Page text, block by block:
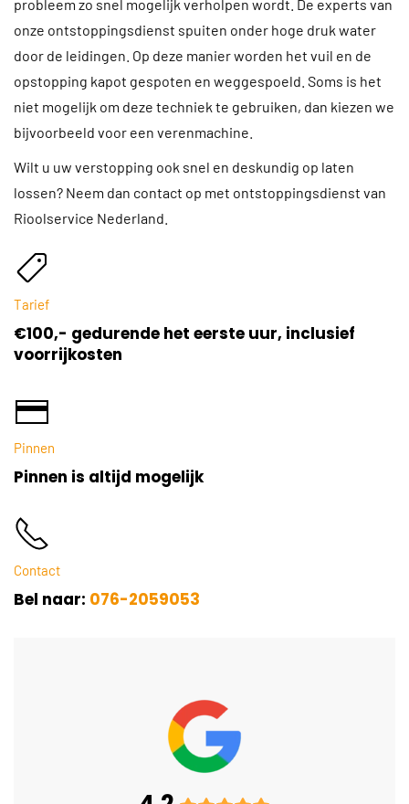
probleem zo snel mogelijk verholpen wordt. De experts van
onze ontstoppingsdienst spuiten onder hoge druk water
door de leidingen. Op deze manier worden het vuil en de
opstopping kapot gespoten en weggespoeld. Soms is het
niet mogelijk om deze techniek te gebruiken, dan kiezen we
bijvoorbeeld voor een verenmachine.
Wilt u uw verstopping ook snel en deskundig op laten
lossen? Neem dan contact op met ontstoppingsdienst van
Rioolservice Nederland.
Tarief
€100,- gedurende het eerste uur, inclusief
voorrijkosten
Pinnen
Pinnen is altijd mogelijk
Contact
Bel naar: 076-2059053